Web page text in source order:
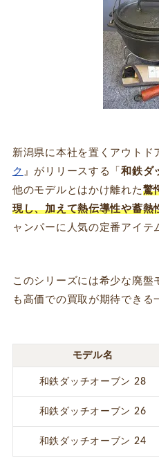
新潟県に本社を置くアウトド
ク 』がリリースする「和鉄ダ
他のモデルとはかけ離れた 驚
現し、加えて熱伝導性や蓄熱
ャンパーに人気の定番アイテ
このシリーズには希少な廃
も高価での買取が期待できる
モデル名
和鉄ダッチオーブン 28
和鉄ダッチオーブン 26
和鉄ダッチオーブン 24